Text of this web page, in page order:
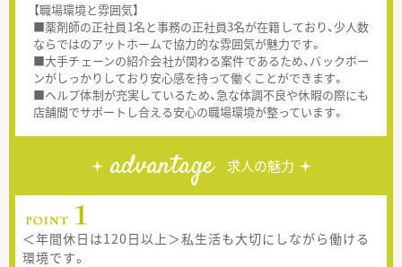
【職場環境と雰囲気】
■薬剤師の正社員1名と事務の正社員3名が在籍しており、少人数
ならではのアットホームで協力的な雰囲気が魅力です。
■大手チェーンの紹介会社が関わる案件であるため、バックボー
ンがしっかりしており安心感を持って働くことができます。
■ヘルプ体制が充実しているため、急な体調不良や休暇の際にも
店舗間でサポートし合える安心の職場環境が整っています。
advantage 求人の魅力
＜年間休日は120日以上＞私生活も大切にしながら働ける
環境です。